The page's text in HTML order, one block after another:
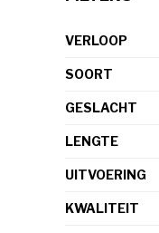
VERLOOP
SOORT
GESLACHT
LENGTE
UITVOERING
KWALITEIT